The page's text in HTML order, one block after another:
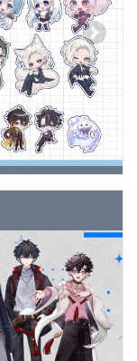
Next
Next